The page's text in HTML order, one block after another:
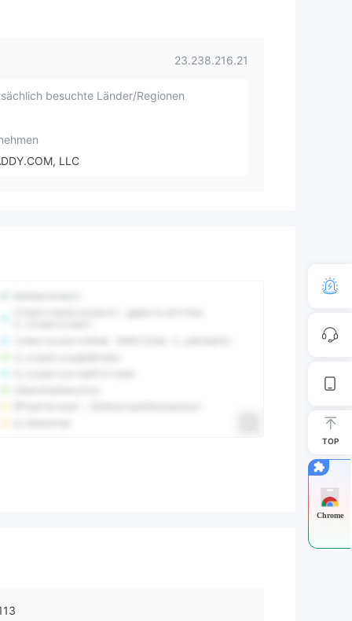
23.238.216.21
besuchte Länder/Regionen
LLC
TOP
Chrome